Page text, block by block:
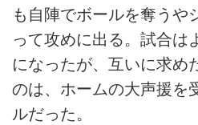
も自陣でボールを奪うや
って攻めに出る。試合は
になったが、互いに求め
のは、ホームの大声援を
ルだった。